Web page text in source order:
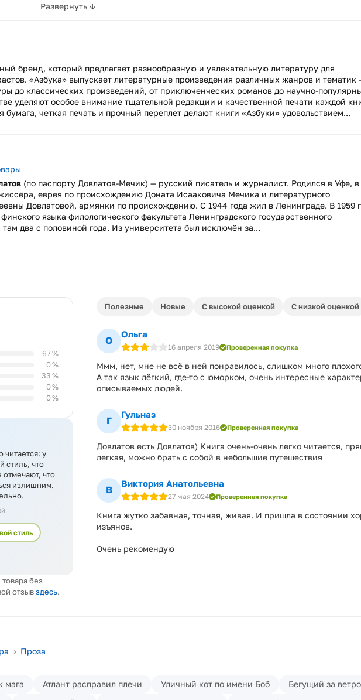
Развернуть ↓
бренд, который предлагает разнообразную и увлекательную литературу для
«Азбука» выпускает литературные произведения различных жанров и тематик
до классических произведений, от приключенческих романов до научно-
уделяют особое внимание тщательной редакции и качественной печати каждой
бумага, четкая печать и прочный переплет делают книги «Азбуки» удовольствием...
(по паспорту Довлатов-Мечик) — русский писатель и журналист. Родился в Уфе, в
еврея по происхождению Доната Исааковича Мечика и литературного
Довлатовой, армянки по происхождению. С 1944 года жил в Ленинграде. В 1959
языка филологического факультета Ленинградского государственного
два с половиной года. Из университета был исключён за...
67 %
0 %
33 %
0 %
0 %
читается: у
стиль, что
что
излишним.
стиль
без
отзывздесь.
Полезные Новые С высокой оценкой С низкой оценкой
О
Ольга
16 апреля 2019 Проверенная покупка
Ммм, нет, мне не всё в ней понравилось, слишком много
А так язык лёгкий, где-то с юморком, очень интересные
описываемых людей.
Г
Гульназ
30 ноября 2016 Проверенная покупка
Довлатов есть Довлатов) Книга очень-очень легко читается,
легкая, можно брать с собой в небольшие путешествия
В
Виктория Анатольевна
27 мая 2024 Проверенная покупка
Книга жутко забавная, точная, живая. И пришла в состоянии
изъянов.
Очень рекомендую
› Проза
мага Атлант расправил плечи Уличный кот по имени Боб
Бегущий за